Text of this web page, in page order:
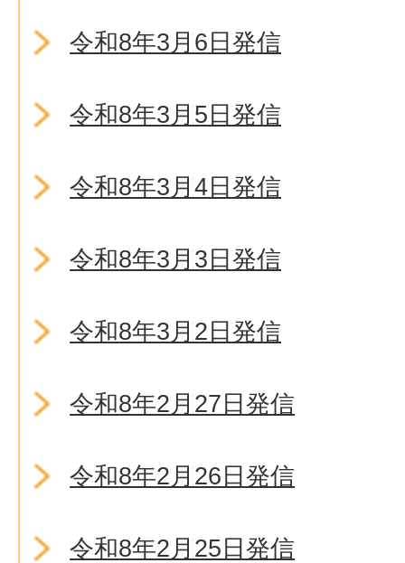
令和8年3月6日発信
令和8年3月5日発信
令和8年3月4日発信
令和8年3月3日発信
令和8年3月2日発信
令和8年2月27日発信
令和8年2月26日発信
令和8年2月25日発信